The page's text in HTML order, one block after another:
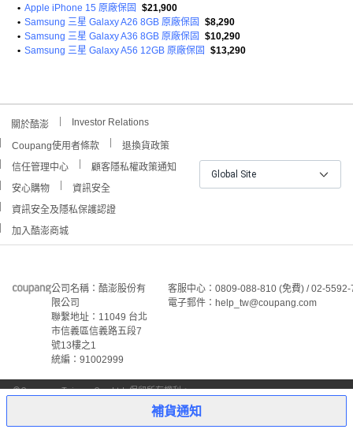
補貨通知
• Apple iPhone 15 原廠保固
$21,900
• Samsung 三星 Galaxy A26 8GB 原廠保固
$8,290
• Samsung 三星 Galaxy A36 8GB 原廠保固
$10,290
• Samsung 三星 Galaxy A56 12GB 原廠保固 $13,290
關於酷澎 Investor Relations
Coupang使用者條款
退換貨政策
信任管理中心
顧客隱私權政策通知
安心購物
資訊安全
資訊安全及隱私保護認證
加入酷澎商城
Global Site
公司名稱：酷澎股份有
限公司
聯繫地址：11049 台北
市信義區信義路五段7
號13樓之1
統編：91002999
客服中心：0809-088-810 (免費) / 02-
電子郵件：help_tw@coupang.com
©Coupang Taiwan Co., Ltd. 保留所有權利。
限公司和/或其在美國和其他國家/地區註冊之關聯公司之所